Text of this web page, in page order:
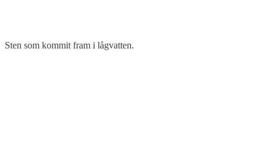
Sten som kommit fram i lågvatten.